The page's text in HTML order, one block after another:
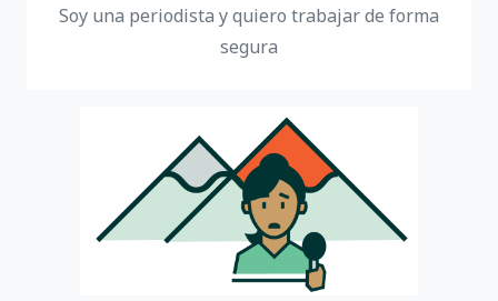
Soy una periodista y quiero trabajar de forma
segura